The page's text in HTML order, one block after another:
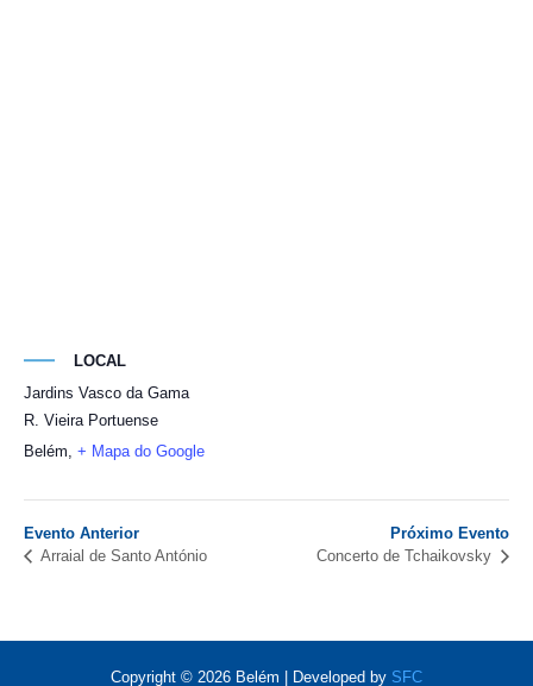
LOCAL
Jardins Vasco da Gama
R. Vieira Portuense
Belém, + Mapa do Google
Evento Anterior
Arraial de Santo António
Próximo Evento
Concerto de Tchaikovsky
Copyright © 2026 Belém | Developed by SFC